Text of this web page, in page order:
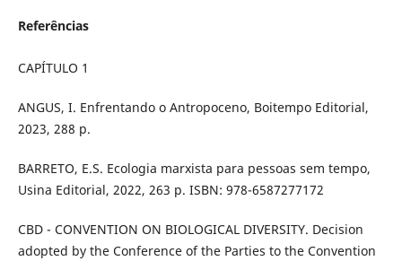
Referências
CAPÍTULO 1
ANGUS, I. Enfrentando o Antropoceno, Boitempo Editorial,
2023, 288 p.
BARRETO, E.S. Ecologia marxista para pessoas sem tempo,
Usina Editorial, 2022, 263 p. ISBN: 978-6587277172
CBD - CONVENTION ON BIOLOGICAL DIVERSITY. Decision
adopted by the Conference of the Parties to the Convention